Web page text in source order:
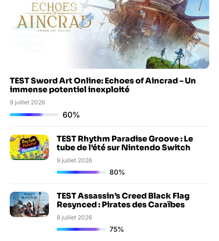
TEST Sword Art Online: Echoes of Aincrad – Un
immense potentiel inexploité
9 juillet 2026
60%
TEST Rhythm Paradise Groove : Le
tube de l’été sur Nintendo Switch
9 juillet 2026
80%
TEST Assassin’s Creed Black Flag
Resynced : Pirates des Caraïbes
8 juillet 2026
75%